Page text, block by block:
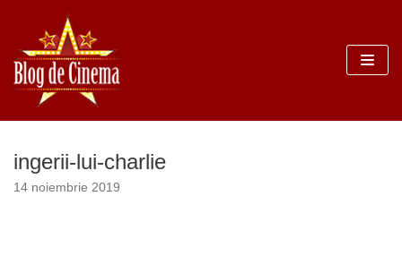
Sari
la
conținut
ingerii-lui-charlie
14 noiembrie 2019